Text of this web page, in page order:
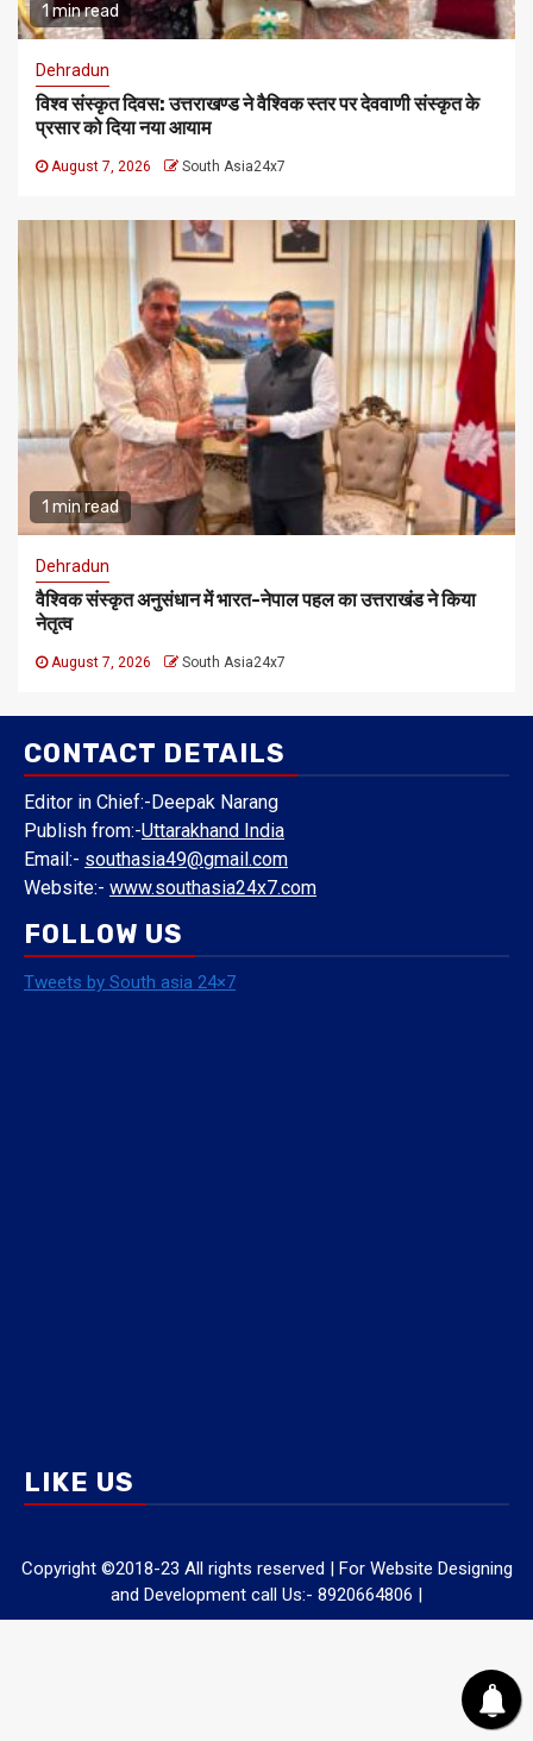
1 min read
Dehradun
विश्व संस्कृत दिवस: उत्तराखण्ड ने वैश्विक स्तर पर देववाणी संस्कृत के
प्रसार को दिया नया आयाम
August 7, 2026 South Asia24x7
1 min read
Dehradun
वैश्विक संस्कृत अनुसंधान में भारत-नेपाल पहल का उत्तराखंड ने किया
नेतृत्व
August 7, 2026 South Asia24x7
CONTACT DETAILS
Editor in Chief:-Deepak Narang
Publish from:-Uttarakhand India
Email:- southasia49@gmail.com
Website:- www.southasia24x7.com
FOLLOW US
Tweets by South asia 24×7
LIKE US
Copyright ©2018-23 All rights reserved | For Website Designing
and Development call Us:- 8920664806